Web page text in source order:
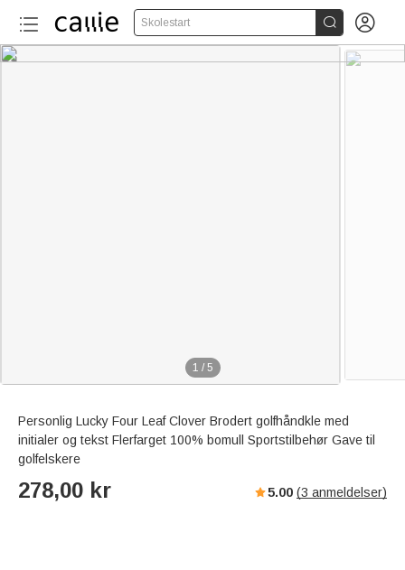
Skolestart  
1 / 5
Personlig Lucky Four Leaf Clover Brodert golfhåndkle med
initialer og tekst Flerfarget 100% bomull Sportstilbehør Gave til
golfelskere
278,00 kr 5.00 (3 anmeldelser)